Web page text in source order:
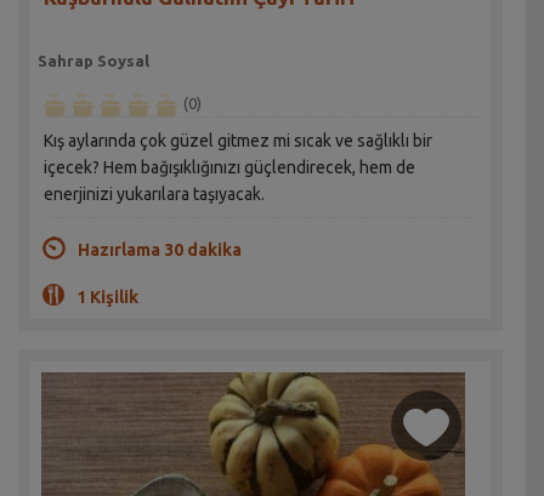
Sahrap Soysal
(0)
Kış aylarında çok güzel gitmez mi sıcak ve sağlıklı bir
içecek? Hem bağışıklığınızı güçlendirecek, hem de
enerjinizi yukarılara taşıyacak.
Hazırlama 30 dakika
1 Kişilik